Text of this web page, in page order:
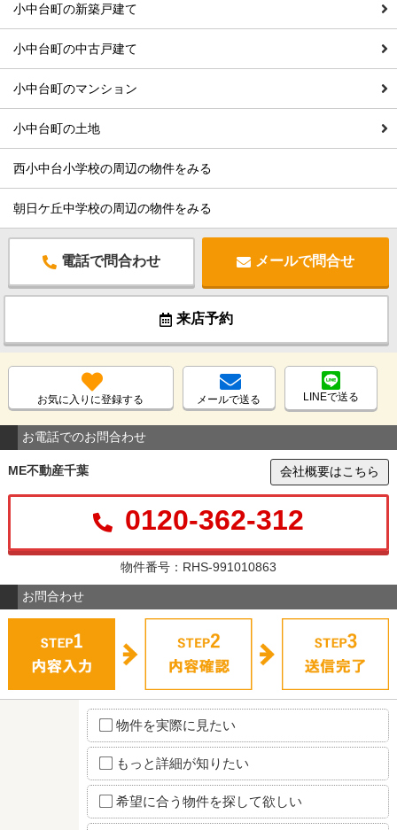
小中台町の新築戸建て
小中台町の中古戸建て
小中台町のマンション
小中台町の土地
西小中台小学校の周辺の物件をみる
朝日ケ丘中学校の周辺の物件をみる
電話で問合わせ メールで問合せ
来店予約
お気に入りに登録する メールで送る LINEで送る
お電話でのお問合わせ
ME不動産千葉 会社概要はこちら
0120-362-312
物件番号：RHS-991010863
お問合わせ
物件を実際に見たい
もっと詳細が知りたい
希望に合う物件を探して欲しい